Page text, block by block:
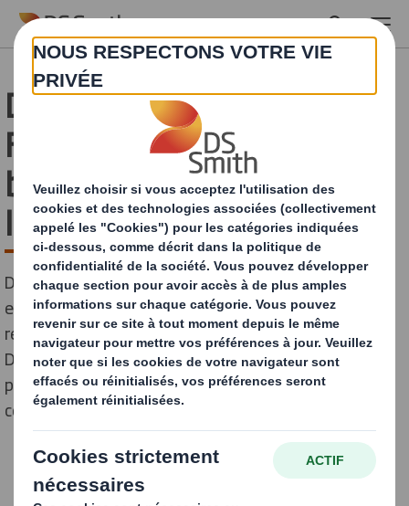
Skip to main content
DS Smith Packaging
France agit pour la
biodiversité avec
l'installation de ruches
DS Smith Packaging France poursuit son engagement
environnemental en s'associant à Apilab, premier
réseau international de biosurveillance des abeilles.
Dès 2025, des ruches seront installées sur nos sites
pour mesurer la qualité de l'environnement et
contribuer à la préservation des pollinisateurs.